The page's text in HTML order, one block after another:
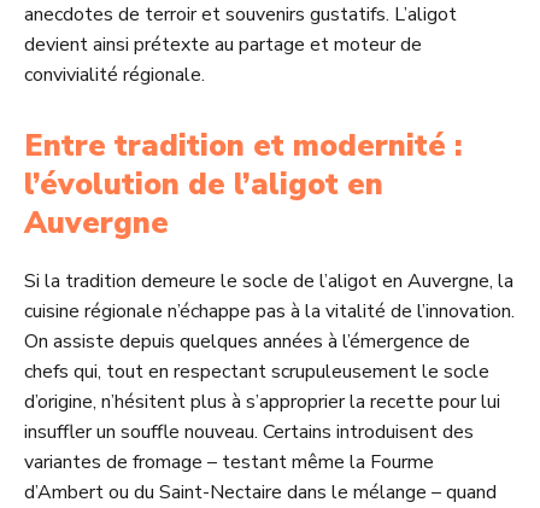
anecdotes de terroir et souvenirs gustatifs. L’aligot
devient ainsi prétexte au partage et moteur de
convivialité régionale.
Entre tradition et modernité :
l’évolution de l’aligot en
Auvergne
Si la tradition demeure le socle de l’aligot en Auvergne, la
cuisine régionale n’échappe pas à la vitalité de l’innovation.
On assiste depuis quelques années à l’émergence de
chefs qui, tout en respectant scrupuleusement le socle
d’origine, n’hésitent plus à s’approprier la recette pour lui
insuffler un souffle nouveau. Certains introduisent des
variantes de fromage – testant même la Fourme
d’Ambert ou du Saint-Nectaire dans le mélange – quand